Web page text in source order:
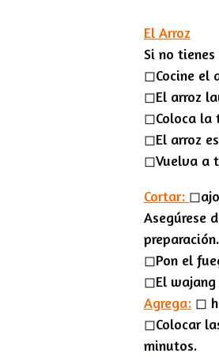
El Arroz
Si no
◻︎Cocine el
◻︎El arroz
◻︎Coloca la
◻︎El arroz
◻︎Vuelva a
Cortar:
Asegúrese
preparación.
◻︎Pon el
◻︎El wajang
Agrega: ◻︎
◻︎Colocar
minutos.